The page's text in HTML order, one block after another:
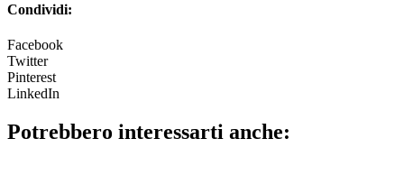
Condividi:
Facebook
Twitter
Pinterest
LinkedIn
Potrebbero interessarti anche: